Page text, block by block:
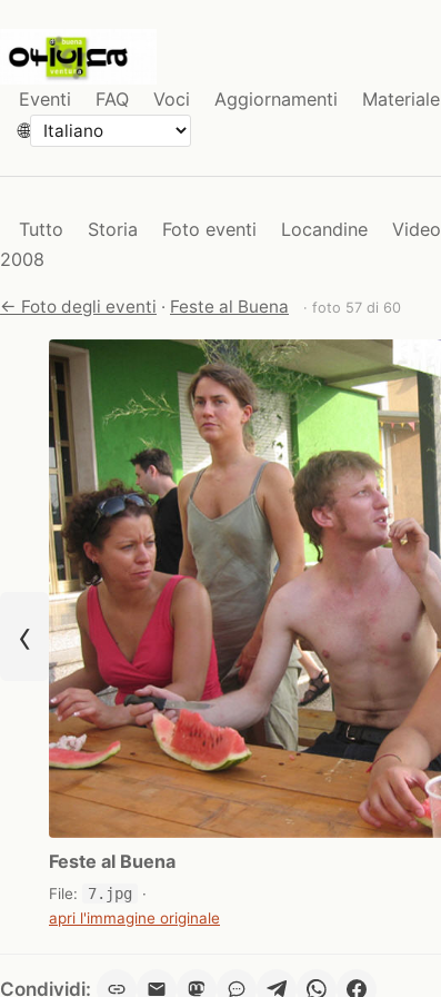
Eventi FAQ Voci Aggiornamenti Materiale
🌐
Tutto Storia Foto eventi Locandine Video
2008
← Foto degli eventi · Feste al Buena · foto 57 di 60
‹
Feste al Buena
File: 7.jpg
·
apri l'immagine originale
Condividi: